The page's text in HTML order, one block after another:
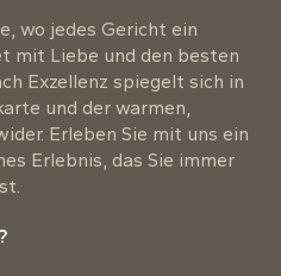
wo jedes Gericht ein
mit Liebe und den besten
Exzellenz spiegelt sich in
und der warmen,
Erleben Sie mit uns ein
Erlebnis, das Sie immer